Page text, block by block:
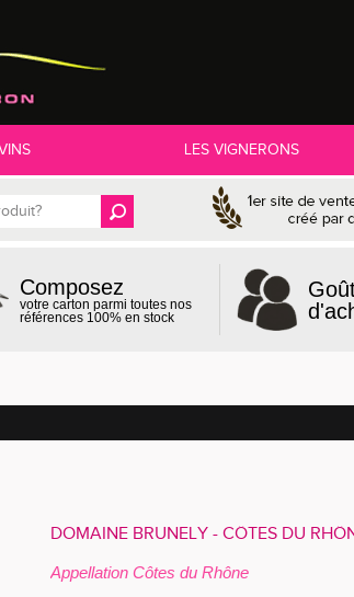
LES VIGNERONS
DOMAINE BRUNELY - CÔTES DU
Appellation Côtes du Rhône
Composez
votre carton parmi toutes nos
références 100% en stock